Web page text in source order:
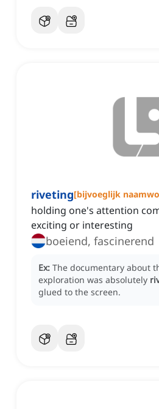
riveting[bijvoeglijk
holding one's attention
exciting or interesting
boeiend, fascinerend
Ex: The documentary about
exploration was absolutely
glued to the screen.